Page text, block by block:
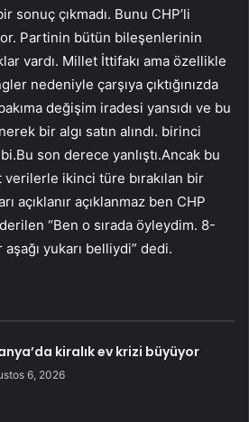
sonuç çıkmadı. Bunu CHP’li
Partinin bütün bileşenlerinin
vardı. Millet İttifakı ama özellikle
nedeniyle çarşıya çıktığınızda
değişim iradesi yansıdı ve bu
bir algı satın alındı. birinci
son derece yanlıştı.Ancak bu
ikinci türe bırakılan bir
açıklanır açıklanmaz ben CHP
“Ben o sırada öyleydim. 8-
yukarı belliydi” dedi.
kiralık ev krizi büyüyor
6, 2026